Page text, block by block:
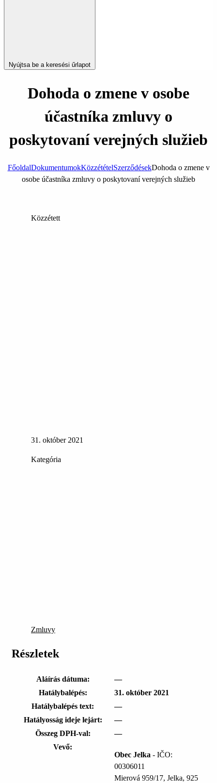
Nyújtsa be a keresési űrlapot
Dohoda o zmene v osobe
účastníka zmluvy o
poskytovaní verejných služieb
FőoldalDokumentumokKözzétételSzerződésekDohoda o zmene v
osobe účastníka zmluvy o poskytovaní verejných služieb
Közzétett
31. október 2021
Kategória
Zmluvy
Részletek
Aláírás dátuma:
—
Hatálybalépés:
31. október 2021
Hatálybalépés text:
—
Hatályosság ideje lejárt:
—
Összeg DPH-val:
—
Vevő:
Obec Jelka - IČO:
00306011
Mierová 959/17, Jelka, 925